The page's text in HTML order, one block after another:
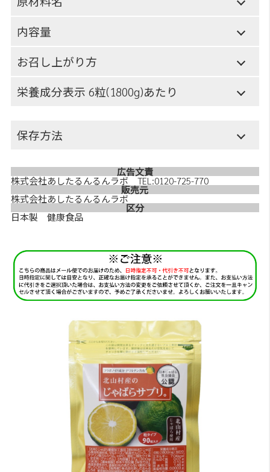
内容量
お召し上がり方
栄養成分表示 6粒(1800g)あたり
保存方法
広告文責
株式会社あしたるんるんラボ TEL:0120-725-770
販売元
株式会社あしたるんるんラボ
区分
日本製 健康食品